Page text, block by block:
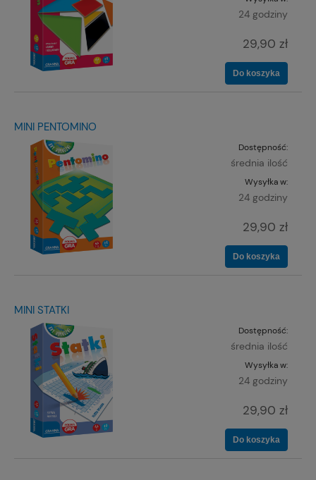
24 godziny
29,90 zł
Do koszyka
MINI PENTOMINO
Dostępność:
średnia ilość
Wysyłka w:
24 godziny
29,90 zł
Do koszyka
MINI STATKI
Dostępność:
średnia ilość
Wysyłka w:
24 godziny
29,90 zł
Do koszyka